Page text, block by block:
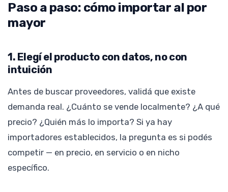
Paso a paso: cómo importar al por
mayor
1. Elegí el producto con datos, no con
intuición
Antes de buscar proveedores, validá que existe
demanda real. ¿Cuánto se vende localmente? ¿A qué
precio? ¿Quién más lo importa? Si ya hay
importadores establecidos, la pregunta es si podés
competir — en precio, en servicio o en nicho
específico.